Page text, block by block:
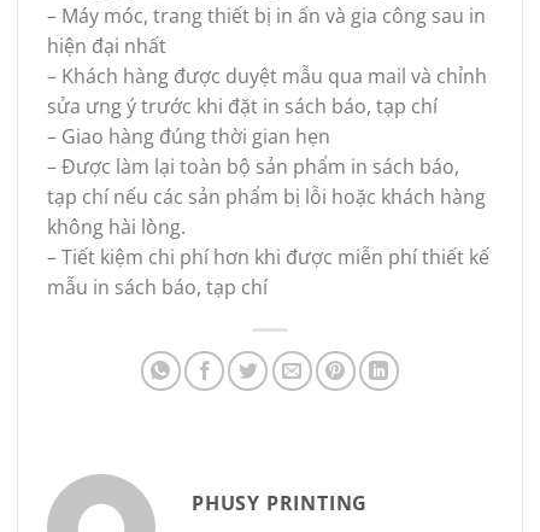
– Máy móc, trang thiết bị in ấn và gia công sau in
hiện đại nhất
– Khách hàng được duyệt mẫu qua mail và chỉnh
sửa ưng ý trước khi đặt in sách báo, tạp chí
– Giao hàng đúng thời gian hẹn
– Được làm lại toàn bộ sản phẩm in sách báo,
tạp chí nếu các sản phẩm bị lỗi hoặc khách hàng
không hài lòng.
– Tiết kiệm chi phí hơn khi được miễn phí thiết kế
mẫu in sách báo, tạp chí
PHUSY PRINTING